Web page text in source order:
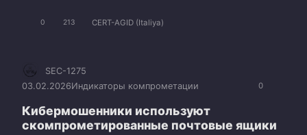
0 213 CERT-AGID (Italiya)
0
SEC-1275
03.02.2026Индикаторы компрометации
Кибермошенники используют
скомпрометированные почтовые ящики